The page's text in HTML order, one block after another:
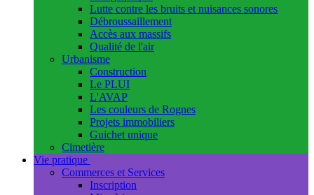
Lutte contre les bruits et nuisances sonores
Débroussaillement
Accès aux massifs
Qualité de l'air
Urbanisme
Construction
Le PLUI
L'AVAP
Les couleurs de Rognes
Projets immobiliers
Guichet unique
Cimetière
Vie pratique
Commerces et Services
Inscription